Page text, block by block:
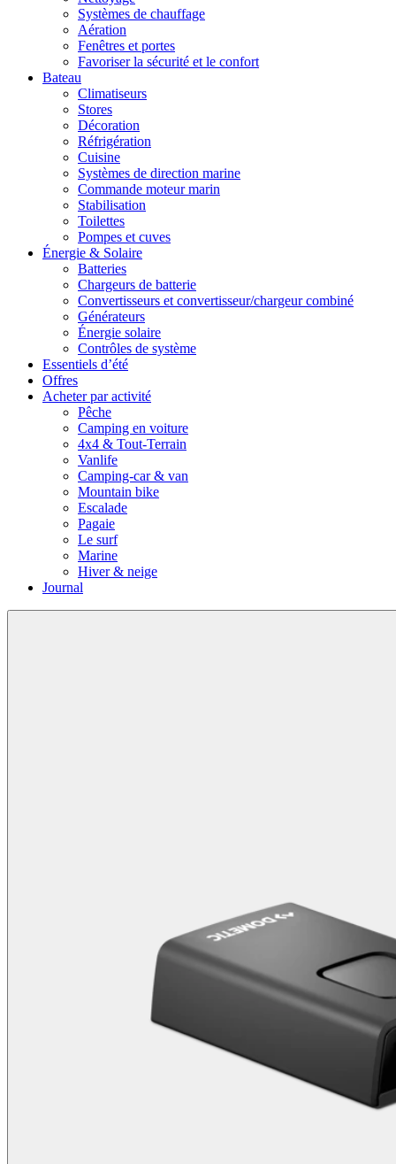
Systèmes de chauffage
Aération
Fenêtres et portes
Favoriser la sécurité et le confort
Bateau
Climatiseurs
Stores
Décoration
Réfrigération
Cuisine
Systèmes de direction marine
Commande moteur marin
Stabilisation
Toilettes
Pompes et cuves
Énergie & Solaire
Batteries
Chargeurs de batterie
Convertisseurs et convertisseur/chargeur combiné
Générateurs
Énergie solaire
Contrôles de système
Essentiels d’été
Offres
Acheter par activité
Pêche
Camping en voiture
4x4 & Tout-Terrain
Vanlife
Camping-car & van
Mountain bike
Escalade
Pagaie
Le surf
Marine
Hiver & neige
Journal